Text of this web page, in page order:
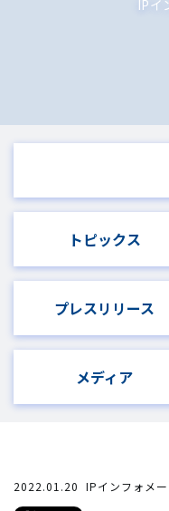
IPイ
トピックス
プレスリリース
メディア
2022.01.20 IPインフォメ